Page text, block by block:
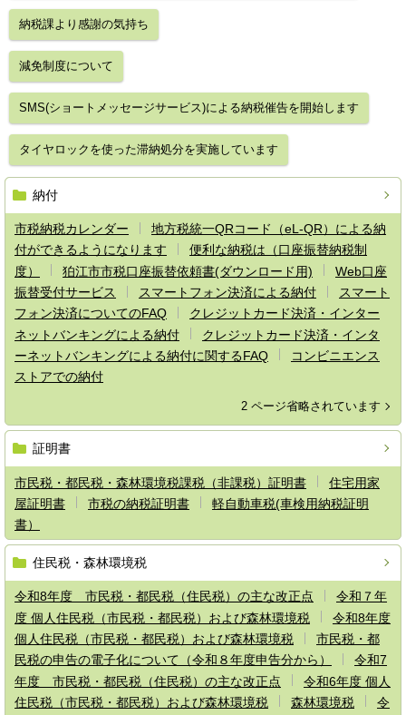
納税課より感謝の気持ち
減免制度について
SMS(ショートメッセージサービス)による納税催告を開始します
タイヤロックを使った滞納処分を実施しています
納付
市税納税カレンダー
地方税統一QRコード（eL-QR）による納
付ができるようになります
便利な納税は（口座振替納税制
度）
狛江市市税口座振替依頼書(ダウンロード用)
Web口座
振替受付サービス
スマートフォン決済による納付
スマート
フォン決済についてのFAQ
クレジットカード決済・インター
ネットバンキングによる納付
クレジットカード決済・インタ
ーネットバンキングによる納付に関するFAQ
コンビニエンス
ストアでの納付
2 ページ省略されています
証明書
市民税・都民税・森林環境税課税（非課税）証明書
住宅用家
屋証明書
市税の納税証明書
軽自動車税(車検用納税証明
書）
住民税・森林環境税
令和8年度 市民税・都民税（住民税）の主な改正点
令和７年
度 個人住民税（市民税・都民税）および森林環境税
令和8年度
個人住民税（市民税・都民税）および森林環境税
市民税・都
民税の申告の電子化について（令和８年度申告分から）
令和7
年度 市民税・都民税（住民税）の主な改正点
令和6年度 個人
住民税（市民税・都民税）および森林環境税
森林環境税
令